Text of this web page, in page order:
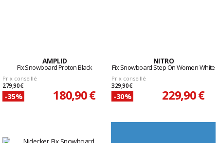
AMPLID
Fix Snowboard Proton Black
Prix conseillé
279,90 €
-35% 180,90 €
NITRO
Fix Snowboard Step On Women White
Prix conseillé
329,90 €
-30% 229,90 €